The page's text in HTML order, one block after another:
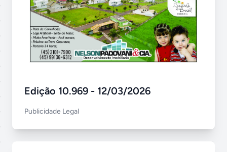
Edição 10.969 - 12/03/2026
Publicidade Legal